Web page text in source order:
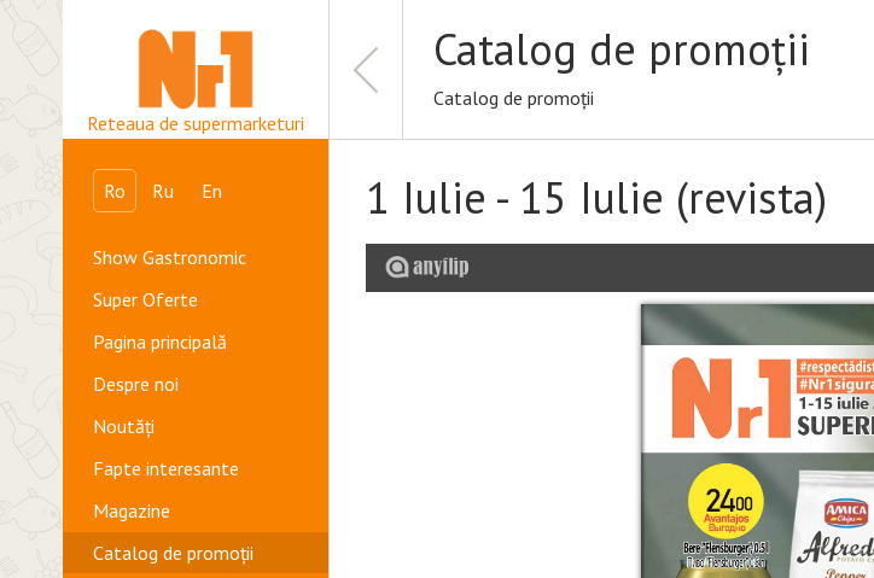
Reteaua de supermarketuri
Ro Ru En
Show Gastronomic
Super Oferte
Pagina principală
Despre noi
Noutăți
Fapte interesante
Magazine
Catalog de promoții
Catalog de promoții
Catalog de promoții
1 Iulie - 15 Iulie (revista)